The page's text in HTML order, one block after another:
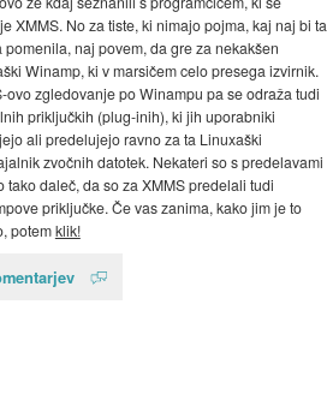
XMMS. No za tiste, ki nimajo pojma, kaj naj bi ta
pomenila, naj povem, da gre za nekakšen
Winamp, ki v marsičem celo presega izvirnik.
ovo zgledovanje po Winampu pa se odraža tudi
priključkih (plug-inih), ki jih uporabniki
ali predelujejo ravno za ta Linuxaški
zvočnih datotek. Nekateri so s predelavami
tako daleč, da so za XMMS predelali tudi
priključke. Če vas zanima, kako jim je to
potemklik!